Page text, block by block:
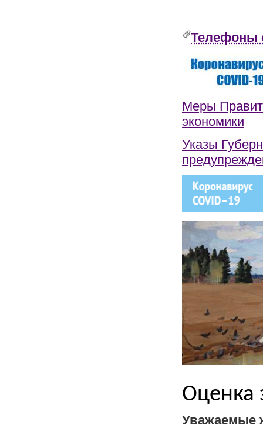
Телефоны
Меры
экономики
Указы
Оценка
Уважаемые